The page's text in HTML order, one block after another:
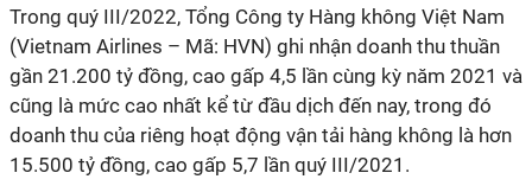
Trong quý III/2022, Tổng Công ty Hàng không Việt Nam
(Vietnam Airlines – Mã: HVN) ghi nhận doanh thu thuần
gần 21.200 tỷ đồng, cao gấp 4,5 lần cùng kỳ năm 2021 và
cũng là mức cao nhất kể từ đầu dịch đến nay, trong đó
doanh thu của riêng hoạt động vận tải hàng không là hơn
15.500 tỷ đồng, cao gấp 5,7 lần quý III/2021.